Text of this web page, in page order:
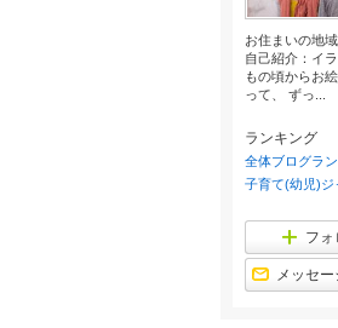
お住まいの地域
自己紹介：イ
もの頃からお
って、 ずっ...
ランキング
全体ブログラ
子育て(幼児)ジ
フォ
メッセ